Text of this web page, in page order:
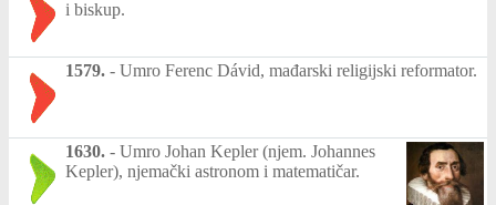
i biskup.
1579. - Umro Ferenc Dávid, mađarski religijski reformator.
1630. - Umro Johan Kepler (njem. Johannes
Kepler), njemački astronom i matematičar.